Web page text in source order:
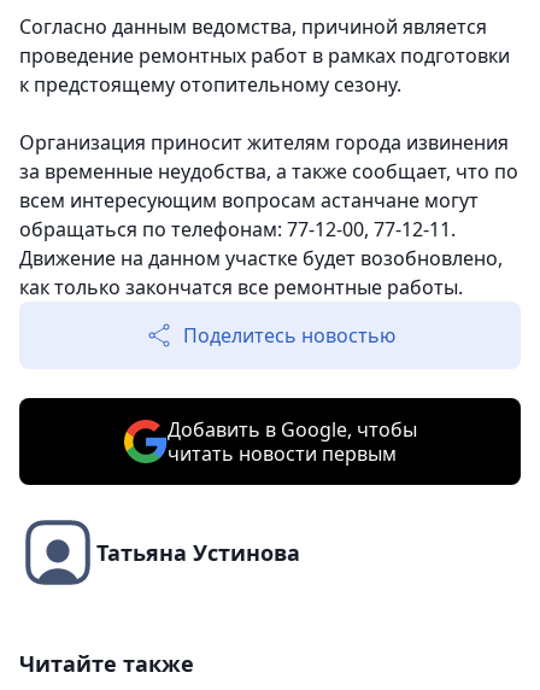
Согласно данным ведомства, причиной является
проведение ремонтных работ в рамках подготовки
к предстоящему отопительному сезону.
Организация приносит жителям города извинения
за временные неудобства, а также сообщает, что по
всем интересующим вопросам астанчане могут
обращаться по телефонам: 77-12-00, 77-12-11.
Движение на данном участке будет возобновлено,
как только закончатся все ремонтные работы.
Поделитесь новостью
Добавить в Google, чтобы
читать новости первым
Татьяна Устинова
Читайте также